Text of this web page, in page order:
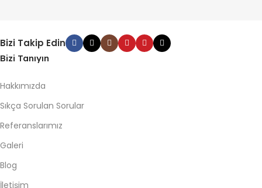
Bizi Takip Edin
Bizi Tanıyın
Hakkımızda
Sıkça Sorulan Sorular
Referanslarımız
Galeri
Blog
İletişim